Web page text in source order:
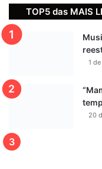
TOP5 das MAIS
1
20